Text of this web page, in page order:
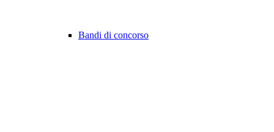
Bandi di concorso